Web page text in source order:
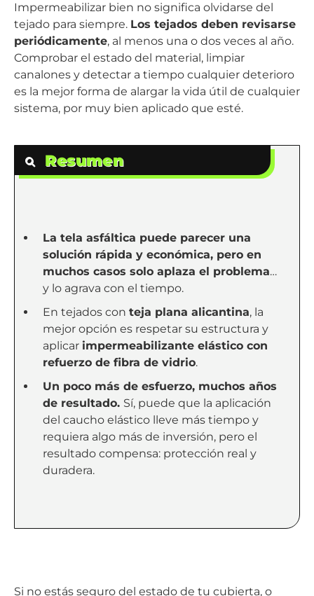
Impermeabilizar bien no significa olvidarse del
tejado para siempre. Los tejados deben revisarse
periódicamente, al menos una o dos veces al año.
Comprobar el estado del material, limpiar
canalones y detectar a tiempo cualquier deterioro
es la mejor forma de alargar la vida útil de cualquier
sistema, por muy bien aplicado que esté.
Resumen
La tela asfáltica puede parecer una
solución rápida y económica, pero en
muchos casos solo aplaza el problema…
y lo agrava con el tiempo.
En tejados con teja plana alicantina, la
mejor opción es respetar su estructura y
aplicar impermeabilizante elástico con
refuerzo de fibra de vidrio.
Un poco más de esfuerzo, muchos años
de resultado. Sí, puede que la aplicación
del caucho elástico lleve más tiempo y
requiera algo más de inversión, pero el
resultado compensa: protección real y
duradera.
Si no estás seguro del estado de tu cubierta, o